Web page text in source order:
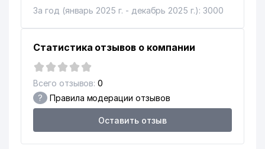
За год (январь 2025 г. - декабрь 2025 г.): 3000
Статистика отзывов о компании
Всего отзывов: 0
? Правила модерации отзывов
Оставить отзыв